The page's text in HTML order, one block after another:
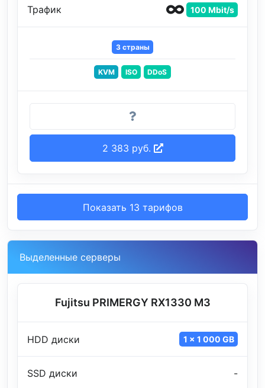
Трафик 100 Mbit/s
3 страны
KVM ISO DDoS
2 383 руб.
Показать 13 тарифов
Выделенные серверы
Fujitsu PRIMERGY RX1330 M3
HDD диски 1 x 1 000 GB
SSD диски -